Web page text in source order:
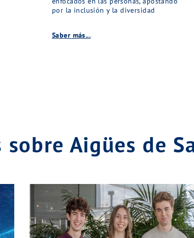
por la inclusión y la diversidad
Saber más...
sobre Aigües de